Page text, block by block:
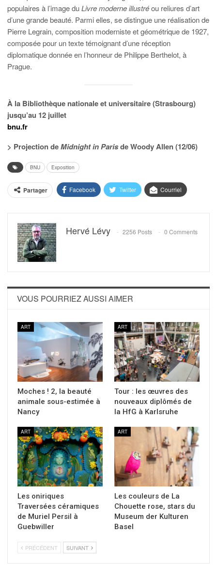
populaires à l’image duLivre moderne illustréou reliures d’art
d’une grande beauté. Parmi elles, se distingue une réalisation de
Pierre Legrain, composition moderniste et géométrique de 1927,
composée pour un texte témoignant d’une réception
diplomatique donnée en l’honneur de Philippe Berthelot, à
Prague.
À la Bibliothèque nationale et universitaire (Strasbourg)
jusqu’au 12 juillet
bnu.fr
> Projection deMidnight in Parisde Woody Allen (12/06)
BNU Exposition
Partager Facebook Twitter Courriel
Hervé Lévy 2256 Posts 0 Comments
VOUS POURRIEZ AUSSI AIMER
ART
Moches ! 2, la beauté
animale sous-estimée à
Nancy
ART
Tour : les œuvres des
nouveaux diplômés de
la HfG à Karlsruhe
ART
Les oniriques
Traversées céramiques
de Muriel Persil à
Guebwiller
ART
Les couleurs de La
Chouette rose, stars du
Museum der Kulturen
Basel
PRÉCÉDENT SUIVANT